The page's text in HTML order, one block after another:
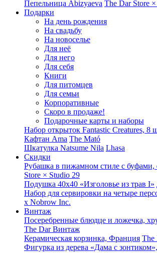
Пепельница Abizyaeva The Dar Store
Подарки
На день рождения
На свадьбу
На новоселье
Для неё
Для него
Для себя
Книги
Для питомцев
Для семьи
Корпоративные
Скоро в продаже!
Подарочные карты и наборы
Набор открыток Fantastic Creatures, 8
Кафтан Ama The Mató
Шкатулка Natsume Nila Lhasa
Скидки
Рубашка в пижамном стиле с буфами,
Store × Studio 29
Подушка 40x40 «Изголовье из трав I»
Набор для сервировки на четыре
х Nobrow Inc.
Винтаж
Посеребренные блюдце и ложечка,
The Dar Винтаж
Керамическая корзинка, Франция The
Фигурка из дерева «Дама с